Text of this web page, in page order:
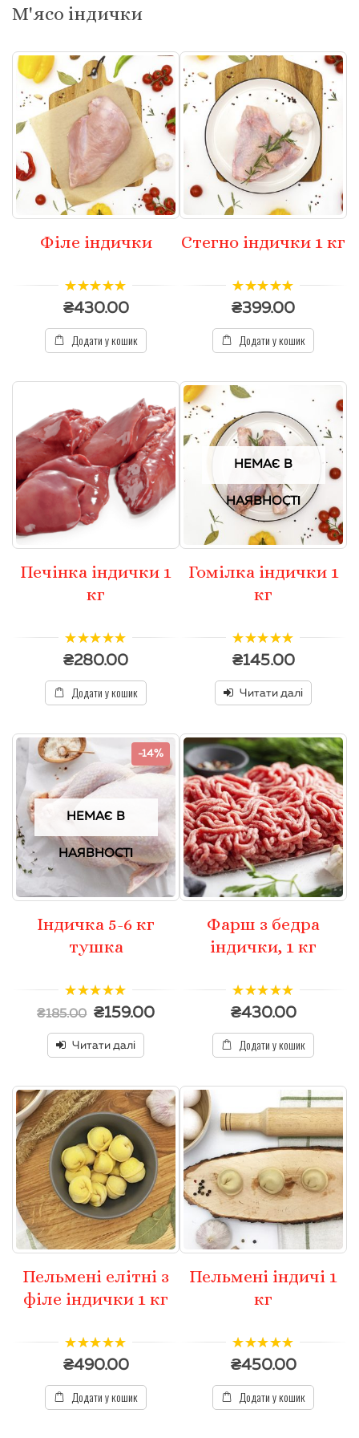
М'ясо індички
Філе індички
5.00 з 5
₴430.00
Додати у кошик
Стегно індички 1 кг
4.67з 5
₴399.00
Додати у кошик
Печінка індички 1
кг
5.00з 5
₴280.00
Додати у кошик
НЕМАЄ В
НАЯВНОСТІ
Гомілка індички 1
кг
5.00 з 5
₴145.00
Читати далі
-14%
НЕМАЄ В
НАЯВНОСТІ
Індичка 5-6 кг
тушка
4.50з 5
₴185.00 ₴159.00
Читати далі
Фарш з бедра
індички, 1 кг
5.00 з 5
₴430.00
Додати у кошик
Пельмені елітні з
філе індички 1 кг
5.00 з 5
₴490.00
Додати у кошик
Пельмені індичі 1
кг
5.00 з 5
₴450.00
Додати у кошик